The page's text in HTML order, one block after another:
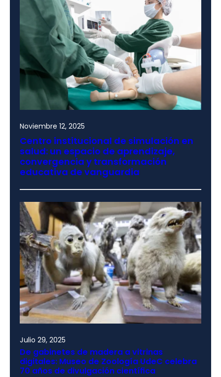
Noviembre 12, 2025
Centro institucional de simulación en
salud: un espacio de aprendizaje,
convergencia y transformación
educativa de vanguardia
Julio 29, 2025
De gabinetes de madera a vitrinas
digitales: Museo de Zoología UdeC celebra
70 años de divulgación científica